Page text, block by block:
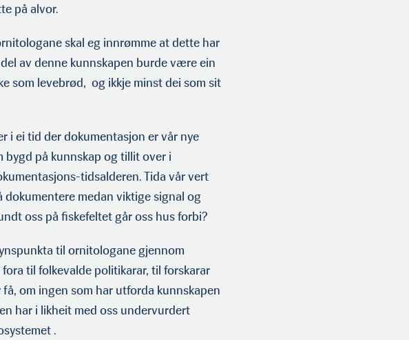
på alvor.
skal eg innrømme at dette har
av denne kunnskapen burde være ein
som levebrød, og ikkje minst dei som sit
i ei tid der dokumentasjon er vår nye
bygd på kunnskap og tillit over i
tidsalderen. Tida vår vert
dokumentere medan viktige signal og
oss på fiskefeltet går oss hus forbi?
til ornitologane gjennom
til folkevalde politikarar, til forskarar
om ingen som har utforda kunnskapen
har i likheit med oss undervurdert
.